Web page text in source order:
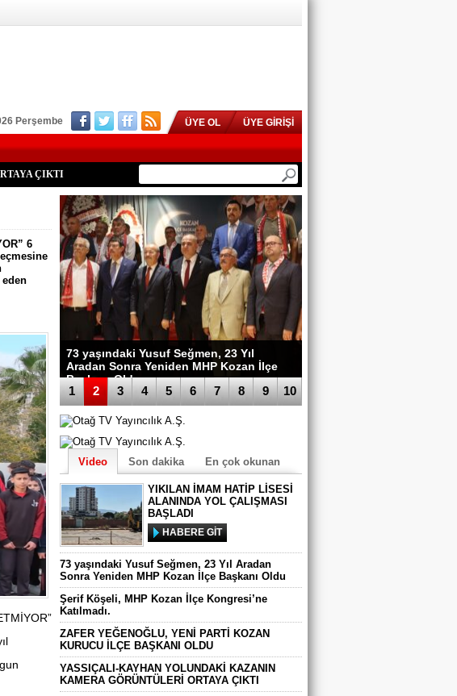
YAŞIYORUZ.
ÜYE OL ÜYE GİRİŞİ
Perşembe
73 yaşındaki Yusuf Seğmen, 23 Yıl
Aradan Sonra Yeniden MHP Kozan İlçe
Başkanı Oldu
1 2 3 4 5 6 7 8 9 10
Video Son dakika En çok okunan
YIKILAN İMAM HATİP LİSESİ
ALANINDA YOL ÇALIŞMASI
BAŞLADI
HABERE GİT
73 yaşındaki Yusuf Seğmen, 23 Yıl Aradan
Sonra Yeniden MHP Kozan İlçe Başkanı Oldu
Şerif Köşeli, MHP Kozan İlçe Kongresi’ne
Katılmadı.
ZAFER YEĞENOĞLU, YENİ PARTİ KOZAN
KURUCU İLÇE BAŞKANI OLDU
YASSIÇALI-KAYHAN YOLUNDAKİ KAZANIN
KAMERA GÖRÜNTÜLERİ ORTAYA ÇIKTI
6